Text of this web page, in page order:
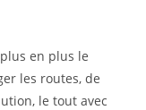
en plus le
les routes, de
le tout avec